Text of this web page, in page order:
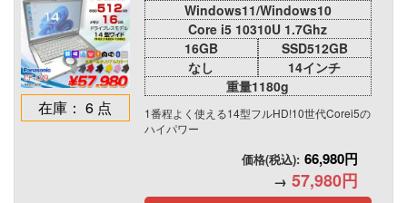
在庫： 6 点
Windows11/Windows10
Core i5 10310U 1.7Ghz
16GB
SSD512GB
なし
14インチ
重量1180g
1番程よく使える14型フルHD!10世代Corei5の
ハイパワー
価格(税込): 66,980円
→ 57,980円